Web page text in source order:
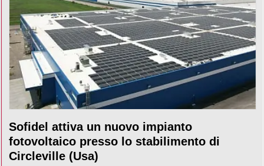
Sofidel attiva un nuovo impianto
fotovoltaico presso lo stabilimento di
Circleville (Usa)